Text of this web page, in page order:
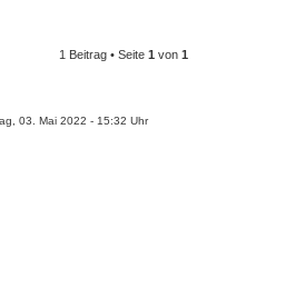
e
1 Beitrag • Seite 1 von 1
03. Mai 2022 - 15:32 Uhr